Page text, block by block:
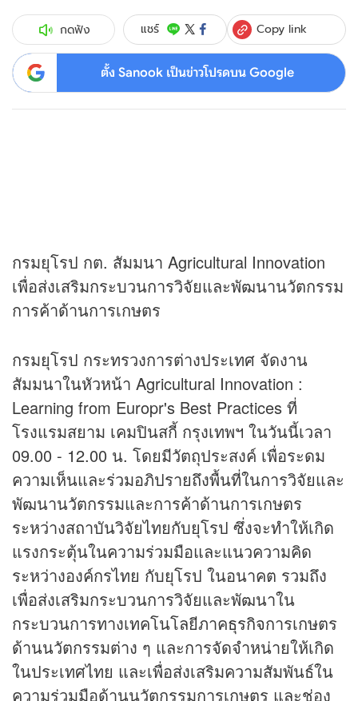
กดฟัง แชร์ Copy link
ตั้ง Sanook เป็นข่าวโปรดบน Google
กรมยุโรป กต. สัมมนา Agricultural Innovation
เพื่อส่งเสริมกระบวนการวิจัยและพัฒนานวัตกรรม
การค้าด้านการเกษตร
กรมยุโรป กระทรวงการต่างประเทศ จัดงาน
สัมมนาในหัวหน้า Agricultural Innovation :
Learning from Europr's Best Practices ที่
โรงแรมสยาม เคมปินสกี้ กรุงเทพฯ ในวันนี้เวลา
09.00 - 12.00 น. โดยมีวัตถุประสงค์ เพื่อระดม
ความเห็นและร่วมอภิปรายถึงพื้นที่ในการวิจัยและ
พัฒนานวัตกรรมและการค้าด้านการเกษตร
ระหว่างสถาบันวิจัยไทยกับยุโรป ซึ่งจะทำให้เกิด
แรงกระตุ้นในความร่วมมือและแนวความคิด
ระหว่างองค์กรไทย กับยุโรป ในอนาคต รวมถึง
เพื่อส่งเสริมกระบวนการวิจัยและพัฒนาใน
กระบวนการทางเทคโนโลยีภาคธุรกิจการเกษตร
ด้านนวัตกรรมต่าง ๆ และการจัดจำหน่ายให้เกิด
ในประเทศไทย และเพื่อส่งเสริมความสัมพันธ์ใน
ความร่วมมือด้านนวัตกรรมการเกษตร และช่อง